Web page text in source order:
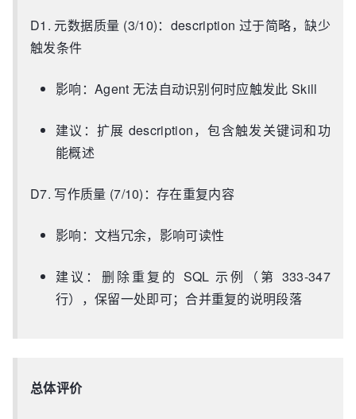
D1. 元数据质量 (3/10)：description 过于简略，缺少
触发条件
影响：Agent 无法自动识别何时应触发此 Skill
建议：扩展 description，包含触发关键词和功
能概述
D7. 写作质量 (7/10)：存在重复内容
影响：文档冗余，影响可读性
建议：删除重复的 SQL 示例（第 333-347
行），保留一处即可；合并重复的说明段落
总体评价